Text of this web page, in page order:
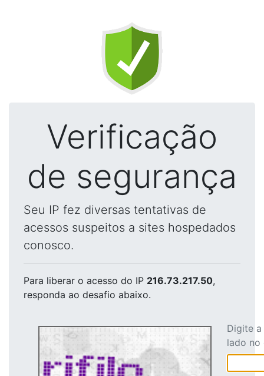
Verificação
de segurança
Seu IP fez diversas tentativas de
acessos suspeitos a sites hospedados
conosco.
Para liberar o acesso do IP 216.73.217.50,
responda ao desafio abaixo.
Digite
lado no